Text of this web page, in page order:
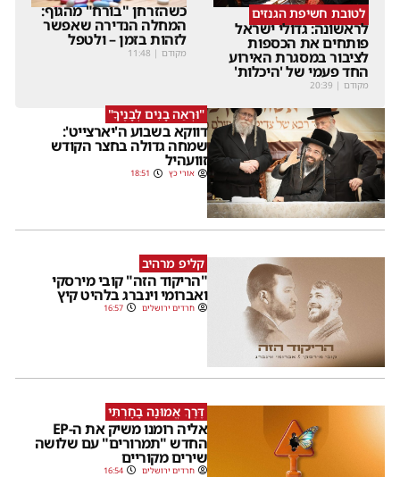
לטובת חשיפת הגנזים
לראשונה: גדולי ישראל
פותחים את הכספות
לציבור במסגרת האירוע
החד פעמי של 'היכלות'
מקודם |
20:39
כשהזרחן "בורח" מהגוף:
המחלה הנדירה שאפשר
לזהות בזמן – ולטפל
מקודם |
11:48
"וּרְאֵה בָנִים לְבָנֶיךָ"
דווקא בשבוע ה'יארצייט':
שמחה גדולה בחצר הקודש
זוועהיל
אורי כץ 18:51
קליפ מרהיב
"הריקוד הזה" קובי מירסקי
ואברומי וינברג בלהיט קיץ
חרדים ירושלים 16:57
דֶּרֶךְ אֱמוּנָה בָחָרְתִּי
אליה רומנו משיק את ה-EP
החדש "תמרורים" עם שלושה
שירים מקוריים
חרדים ירושלים 16:54